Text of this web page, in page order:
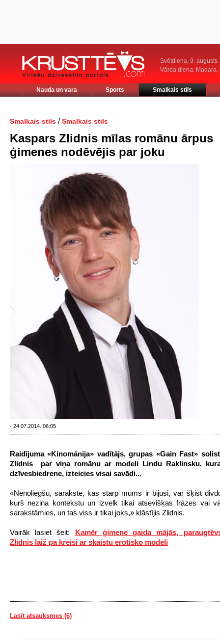
Svētdiena, 9. augusts
Vārda diena: Madara,
Nauda un vara Sports Smalkais stils
Smalkais stils / Smalkais stils
Kaspars Zlidnis mīlas romānu ārpus
ģimenes nodēvējis par joku
· 24.07.2014. 06:05
Raidījuma «Kinomānija» vadītājs, grupas «Gain Fast»
Zlidnis par viņa romānu ar modeli Lindu Raklinsku,
dzīvesbiedrene, izteicies visai savādi...
«Nenoliegšu, sarakste, kas starp mums ir bijusi, var šķist
kurš nezina kontekstu un izvelk tikai atsevišķas frāzes vai
sarakstāmies, un tas viss ir tikai joks,» klāstījis Zlidnis.
Vairāk lasiet šeit: Kamēr ģimene gaida mājās,
Zlidnis laiž pa kreisi ar skaistu erotisko modeli
Lasīt atsauksmes (6)